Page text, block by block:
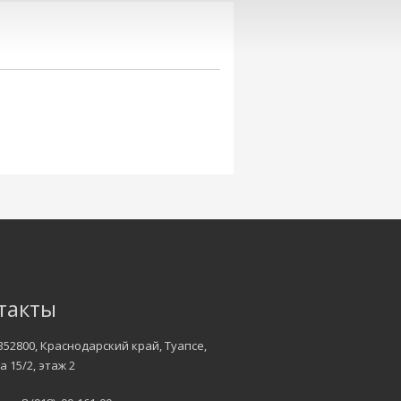
Краснодарский край, Туапсе,
15/2, этаж 2